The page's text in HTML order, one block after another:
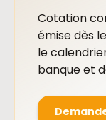
Cotation
émise dès
le
banque et